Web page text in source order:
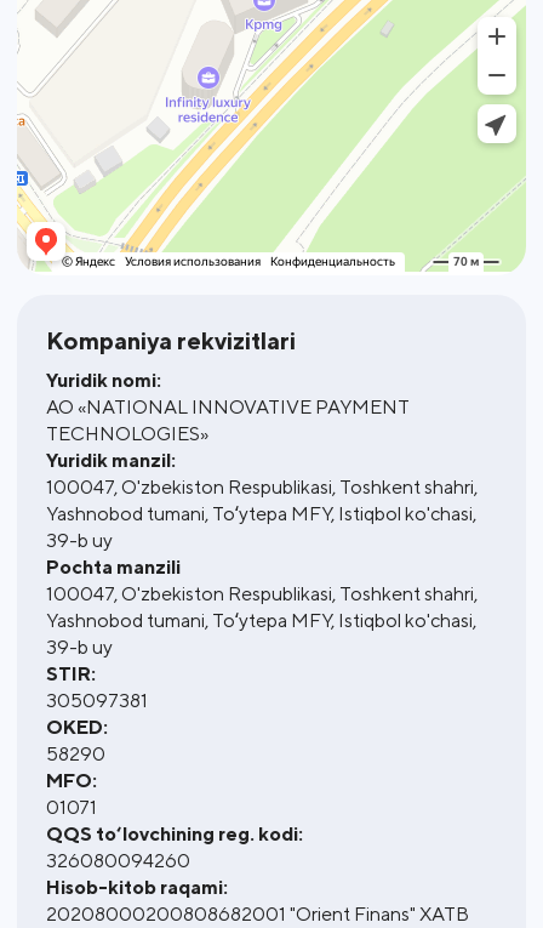
Kompaniya rekvizitlari
Yuridik nomi:
AO «NATIONAL INNOVATIVE PAYMENT
TECHNOLOGIES»
Yuridik manzil:
100047, O'zbekiston Respublikasi, Toshkent shahri,
Yashnobod tumani, Toʻytepa MFY, Istiqbol ko'chasi,
39-b uy
Pochta manzili
100047, O'zbekiston Respublikasi, Toshkent shahri,
Yashnobod tumani, Toʻytepa MFY, Istiqbol ko'chasi,
39-b uy
STIR:
305097381
OKED:
58290
MFO:
01071
QQS to‘lovchining reg. kodi:
326080094260
Hisob-kitob raqami:
20208000200808682001 "Orient Finans" XATB